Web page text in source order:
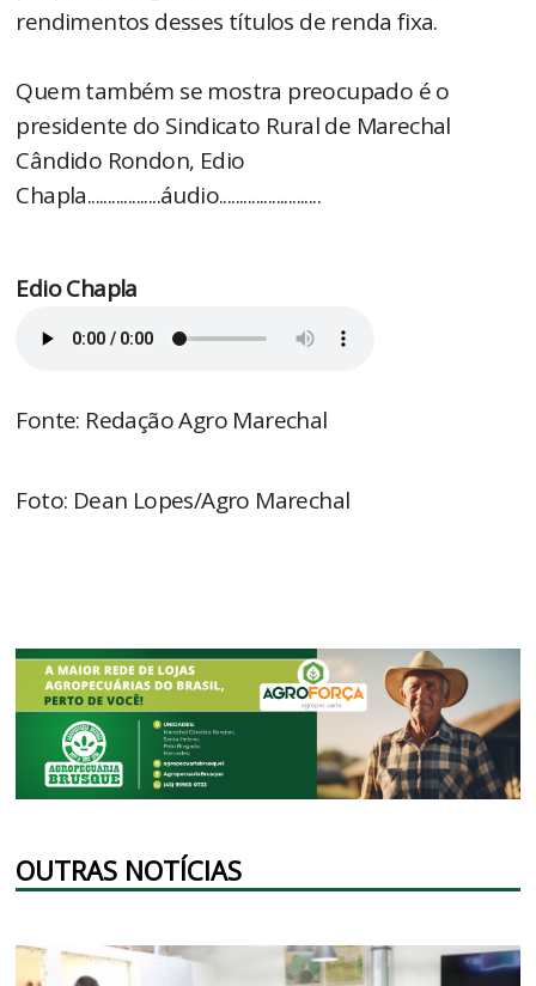
rendimentos desses títulos de renda fixa.
Quem também se mostra preocupado é o
presidente do Sindicato Rural de Marechal
Cândido Rondon, Edio
Chapla..................áudio.........................
Edio Chapla
Fonte: Redação Agro Marechal
Foto: Dean Lopes/Agro Marechal
OUTRAS NOTÍCIAS